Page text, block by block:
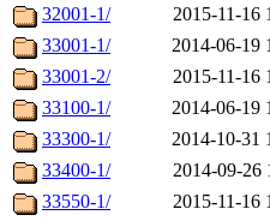
32001-1/
2015-11-16
33001-1/
2014-06-19
33001-2/
2015-11-16
33100-1/
2014-06-19
33300-1/
2014-10-31
33400-1/
2014-09-26
33550-1/
2015-11-16